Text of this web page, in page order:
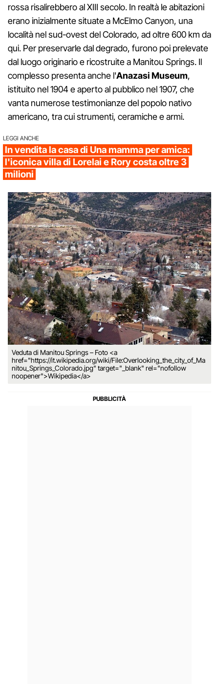
rossa risalirebbero al XIII secolo. In realtà le abitazioni
erano inizialmente situate a McElmo Canyon, una
località nel sud-ovest del Colorado, ad oltre 600 km da
qui. Per preservarle dal degrado, furono poi prelevate
dal luogo originario e ricostruite a Manitou Springs. Il
complesso presenta anche l'Anazasi Museum,
istituito nel 1904 e aperto al pubblico nel 1907, che
vanta numerose testimonianze del popolo nativo
americano, tra cui strumenti, ceramiche e armi.
LEGGI ANCHE
In vendita la casa di Una mamma per amica:
l'iconica villa di Lorelai e Rory costa oltre 3
milioni
Veduta di Manitou Springs – Foto <a
href="https://it.wikipedia.org/wiki/File:Overlooking_the_city_of_Ma
nitou_Springs_Colorado.jpg" target="_blank" rel="nofollow
noopener">Wikipedia</a>